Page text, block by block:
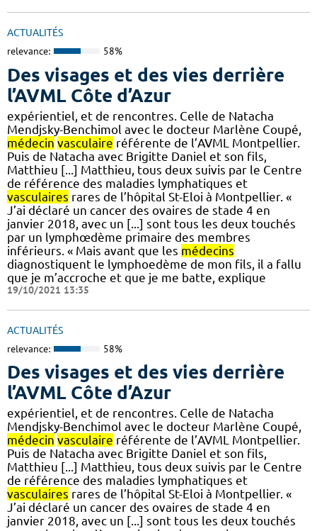
ACTUALITÉS
relevance: 58%
Des visages et des vies derrière
l’AVML Côte d’Azur
expérientiel, et de rencontres. Celle de Natacha
Mendjsky-Benchimol avec le docteur Marlène Coupé,
médecin vasculaire référente de l’AVML Montpellier.
Puis de Natacha avec Brigitte Daniel et son fils,
Matthieu [...] Matthieu, tous deux suivis par le Centre
de référence des maladies lymphatiques et
vasculaires rares de l’hôpital St-Eloi à Montpellier. «
J’ai déclaré un cancer des ovaires de stade 4 en
janvier 2018, avec un [...] sont tous les deux touchés
par un lymphœdème primaire des membres
inférieurs. « Mais avant que les médecins
diagnostiquent le lymphoedème de mon fils, il a fallu
que je m’accroche et que je me batte, explique
19/10/2021 13:35
ACTUALITÉS
relevance: 58%
Des visages et des vies derrière
l’AVML Côte d’Azur
expérientiel, et de rencontres. Celle de Natacha
Mendjsky-Benchimol avec le docteur Marlène Coupé,
médecin vasculaire référente de l’AVML Montpellier.
Puis de Natacha avec Brigitte Daniel et son fils,
Matthieu [...] Matthieu, tous deux suivis par le Centre
de référence des maladies lymphatiques et
vasculaires rares de l’hôpital St-Eloi à Montpellier. «
J’ai déclaré un cancer des ovaires de stade 4 en
janvier 2018, avec un [...] sont tous les deux touchés